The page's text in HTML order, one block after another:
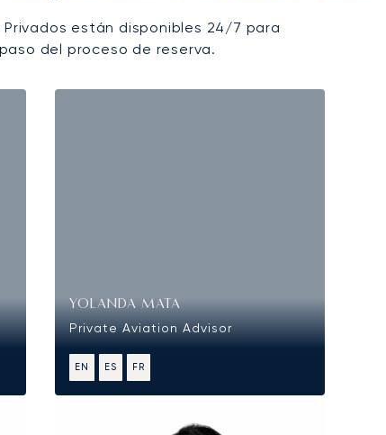
están disponibles 24/7 para
del proceso de reserva.
YOLANDA MATA
Private Aviation Advisor
EN ES FR